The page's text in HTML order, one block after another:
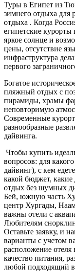
Туры в Египет из
зимнего отдыха для
отдыха . Когда
египетские курорты
яркое солнце и
цены, отсутствие
инфраструктура
первого
Богатое
пляжный отдых с
пирамиды, храмы
неповторимую
Современные
разнообразные
дайвинга.
Чтобы купить
вопросов: для
дайвинг), с кем
какой бюджет,
отдых без шумных
Бей, южную часть
центр Хургады,
важны отели с
Любителям
Оставьте заявку, и
варианты с учетом
расположение
качество питания,
любой подходящий